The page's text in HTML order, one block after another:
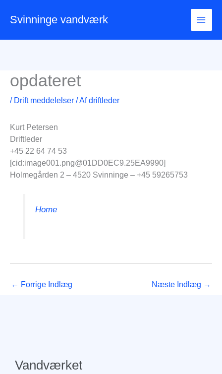
Svinninge vandværk
opdateret
/ Drift meddelelser / Afdriftleder
Kurt Petersen
Driftleder
+45 22 64 74 53
[cid:image001.png@01DD0EC9.25EA9990]
Holmegården 2 – 4520 Svinninge – +45 59265753
Home
← Forrige Indlæg Næste Indlæg →
Vandværket